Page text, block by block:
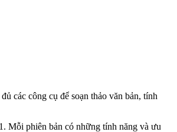
các công cụ để soạn thảo văn bản, tính
Mỗi phiên bản có những tính năng và ưu